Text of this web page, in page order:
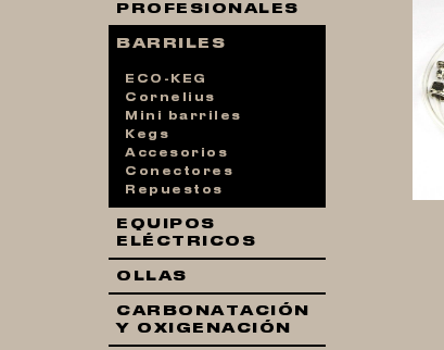
PROFESIONALES
BARRILES
ECO-KEG
Cornelius
Mini barriles
Kegs
Accesorios
Conectores
Repuestos
EQUIPOS
ELÉCTRICOS
OLLAS
CARBONATACIÓN
Y OXIGENACIÓN